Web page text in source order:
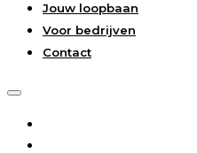
Jouw loopbaan
Voor bedrijven
Contact